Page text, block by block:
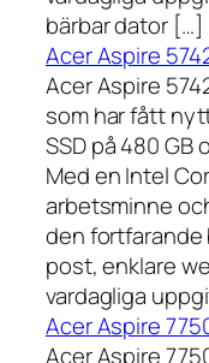
bärbar dator […]
Acer Aspire
Acer Aspire
som har fått
SSD på 480 GB
Med en Intel
arbetsminne
den fortfarande
post, enklare
vardagliga
Acer Aspire
Acer Aspire